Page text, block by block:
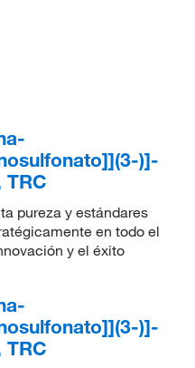
)]-
TRC
pureza y estándares
en todo el
y el éxito
)]-
TRC